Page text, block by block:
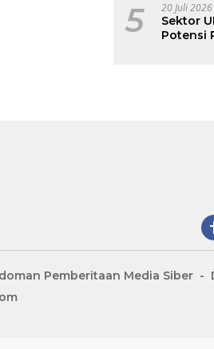
5 20 Juli 2026
Sektor
Potensi
Pemberitaan Media Siber